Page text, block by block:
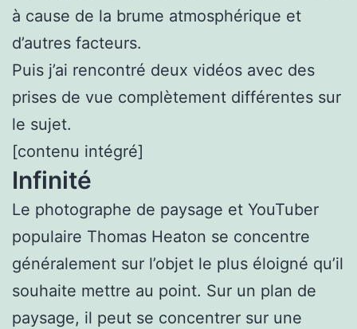
à cause de la brume atmosphérique et
d’autres facteurs.
Puis j’ai rencontré deux vidéos avec des
prises de vue complètement différentes sur
le sujet.
[contenu intégré]
Infinité
Le photographe de paysage et YouTuber
populaire Thomas Heaton se concentre
généralement sur l’objet le plus éloigné qu’il
souhaite mettre au point. Sur un plan de
paysage, il peut se concentrer sur une